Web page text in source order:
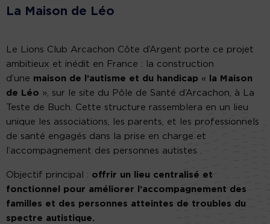
La Maison de Léo
Le Lions Club Arcachon Côte d’Argent porte ce projet
ambitieux et inédit en France : la construction
d’une maison de l’autisme et du handicap «
la Maison
de Léo », sur le site du Pôle de Santé d’Arcachon, à La
Teste de Buch. Cette structure rassemblera en un lieu
unique les associations, les parents, et les professionnels
de santé engagés dans la prise en charge et
l’accompagnement des personnes autistes .
Objectif principal : offrir un lieu centralisé et
fonctionnel pour améliorer l’accompagnement des
familles et des personnes atteintes de troubles du
spectre autistique.